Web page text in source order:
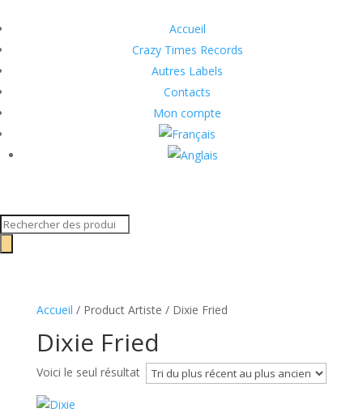
Accueil
Crazy Times Records
Autres Labels
Contacts
Mon compte
Recherche
Accueil / Product Artiste / Dixie Fried
Dixie Fried
Voici le seul résultat